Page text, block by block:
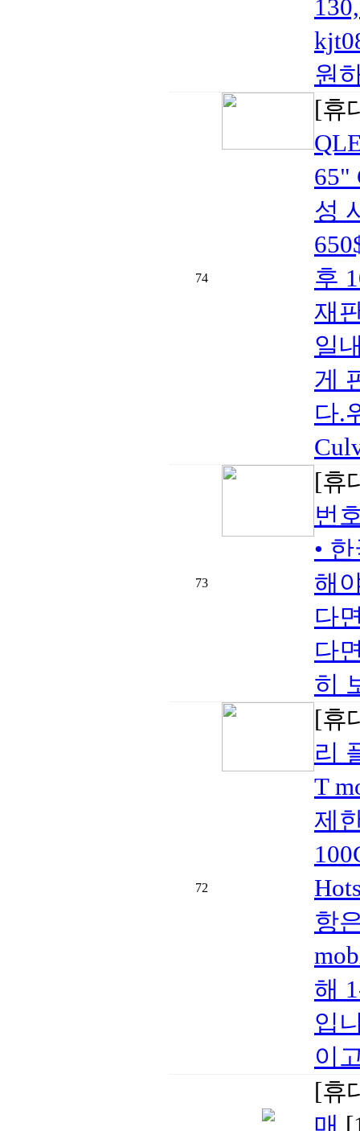
원
74
[휴
65"
성
후
재
일
게
다.
73
[휴
번
•
해
다
다
히
72
[휴
리
T
제
항
해
입
이
[휴
매